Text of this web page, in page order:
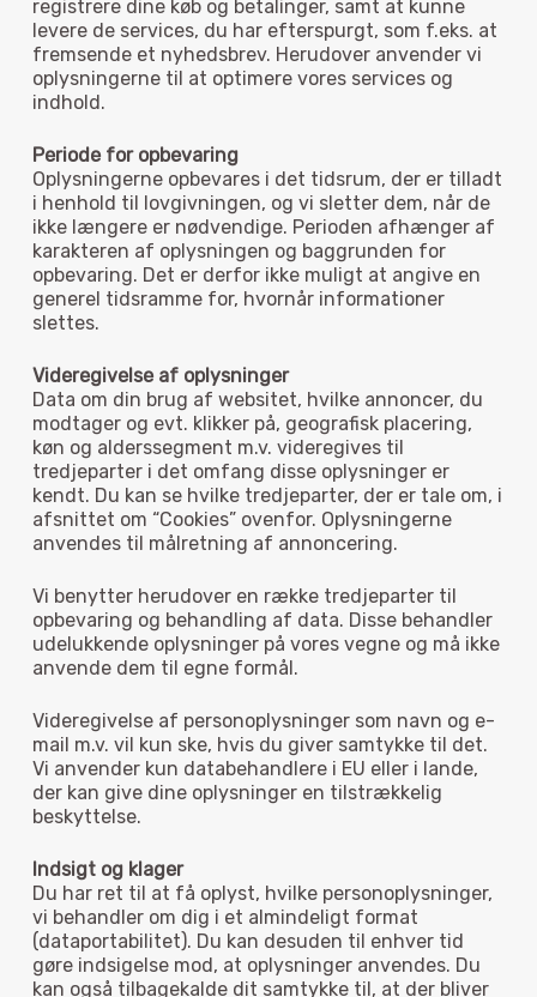
Ingen varer i kurven.
Go To Shop
registrere dine køb og betalinger, samt at kunne
levere de services, du har efterspurgt, som f.eks. at
fremsende et nyhedsbrev. Herudover anvender vi
oplysningerne til at optimere vores services og
indhold.
Periode for opbevaring
Oplysningerne opbevares i det tidsrum, der er tilladt
i henhold til lovgivningen, og vi sletter dem, når de
ikke længere er nødvendige. Perioden afhænger af
karakteren af oplysningen og baggrunden for
opbevaring. Det er derfor ikke muligt at angive en
generel tidsramme for, hvornår informationer
slettes.
Videregivelse af oplysninger
Data om din brug af websitet, hvilke annoncer, du
modtager og evt. klikker på, geografisk placering,
køn og alderssegment m.v. videregives til
tredjeparter i det omfang disse oplysninger er
kendt. Du kan se hvilke tredjeparter, der er tale om, i
afsnittet om “Cookies” ovenfor. Oplysningerne
anvendes til målretning af annoncering.
Vi benytter herudover en række tredjeparter til
opbevaring og behandling af data. Disse behandler
udelukkende oplysninger på vores vegne og må ikke
anvende dem til egne formål.
Videregivelse af personoplysninger som navn og e-
mail m.v. vil kun ske, hvis du giver samtykke til det.
Vi anvender kun databehandlere i EU eller i lande,
der kan give dine oplysninger en tilstrækkelig
beskyttelse.
Indsigt og klager
Du har ret til at få oplyst, hvilke personoplysninger,
vi behandler om dig i et almindeligt format
(dataportabilitet). Du kan desuden til enhver tid
gøre indsigelse mod, at oplysninger anvendes. Du
kan også tilbagekalde dit samtykke til, at der bliver